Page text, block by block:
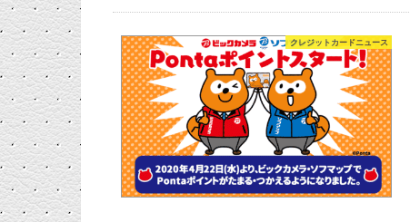
クレジットカードニュース